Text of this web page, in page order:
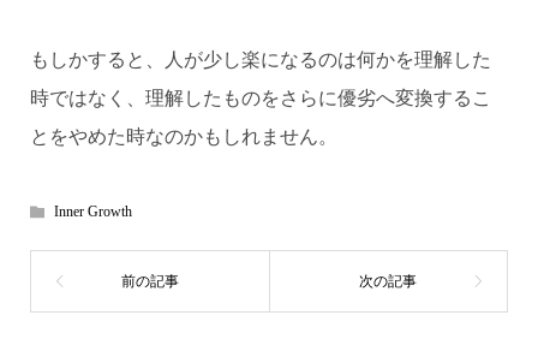
もしかすると、人が少し楽になるのは何かを理解した
時ではなく、理解したものをさらに優劣へ変換するこ
とをやめた時なのかもしれません。
Inner Growth